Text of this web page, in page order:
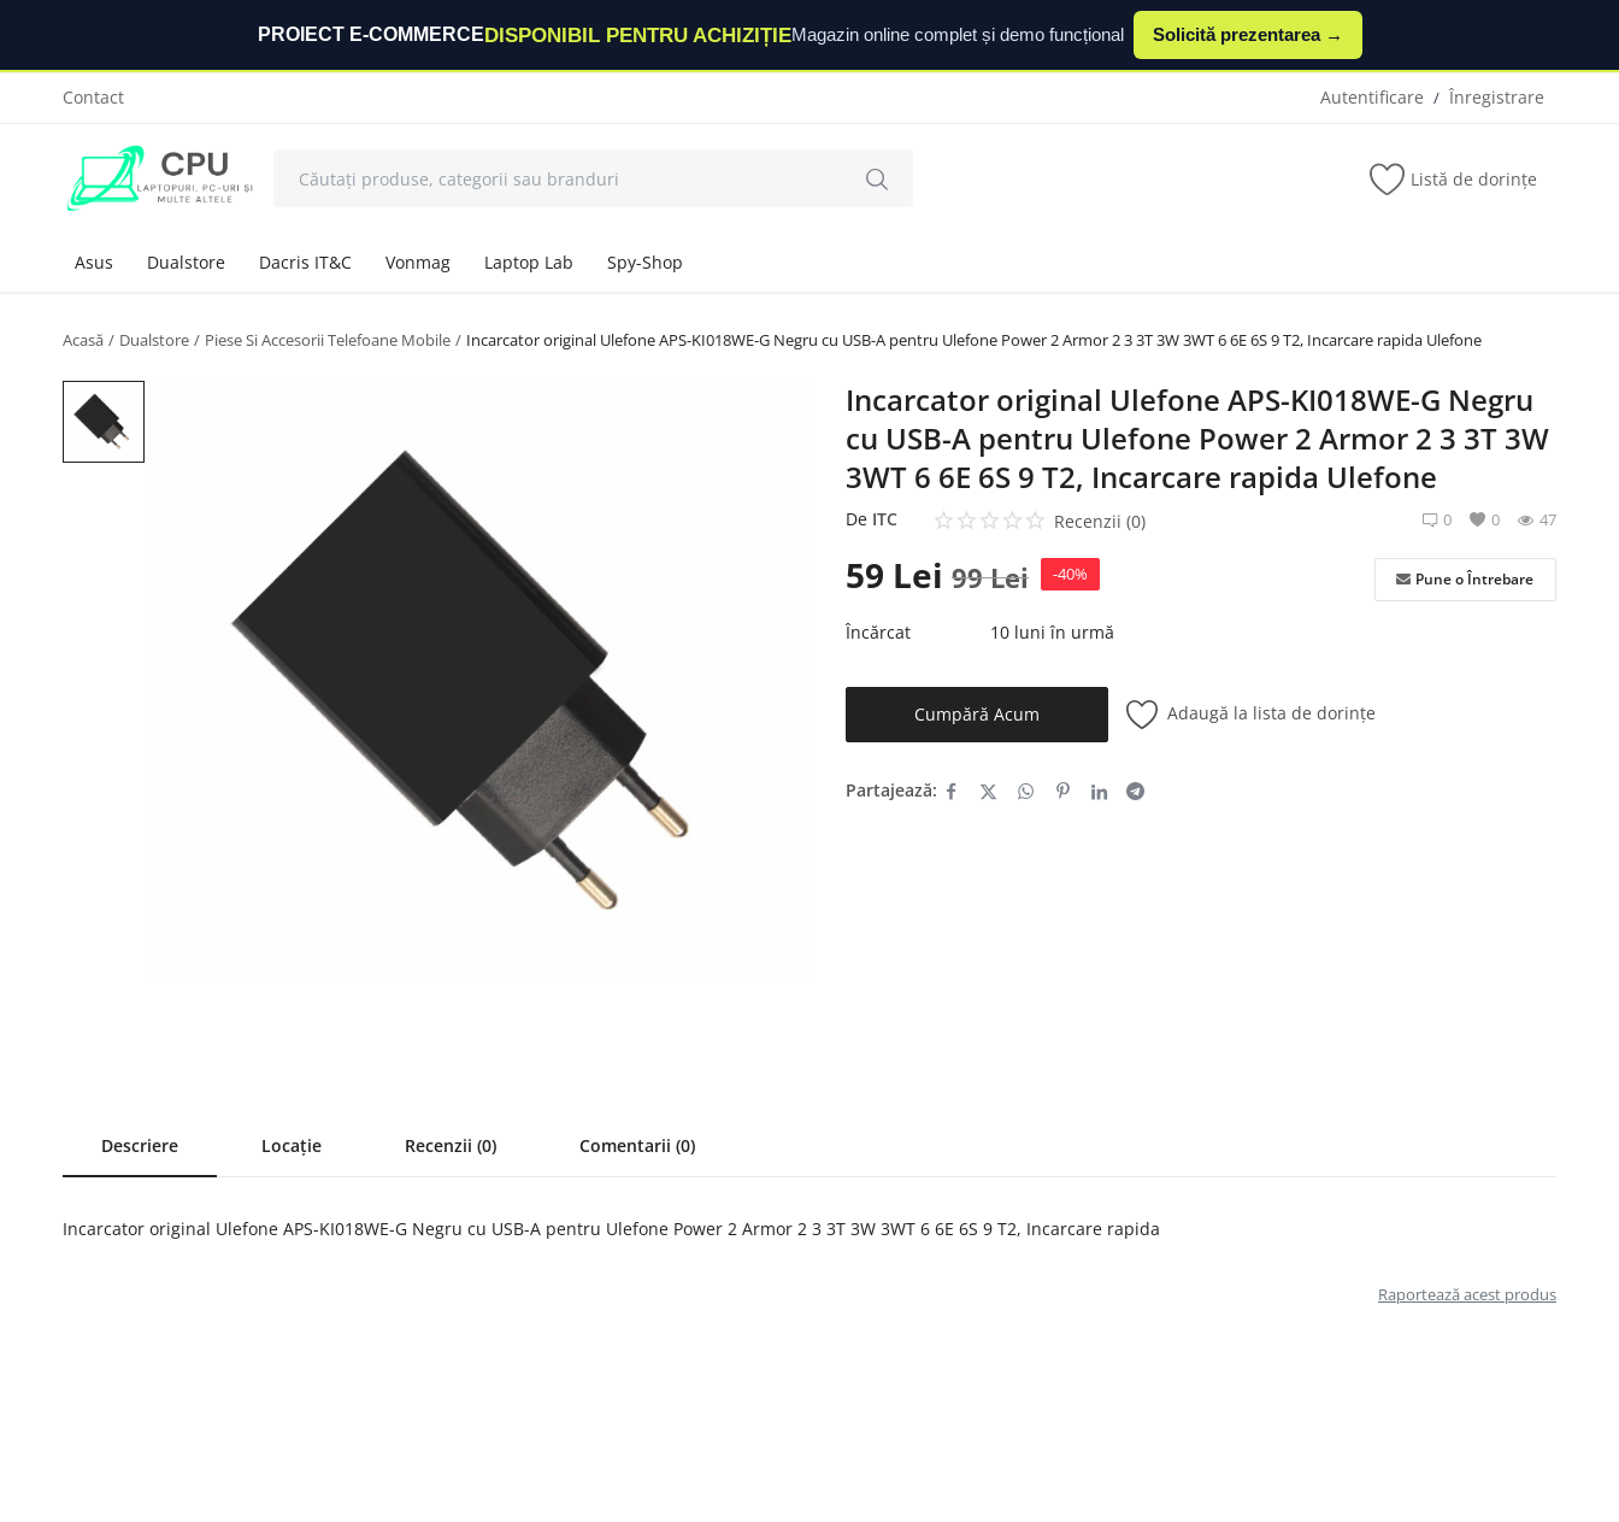
PROIECT E-COMMERCEDISPONIBIL PENTRU ACHIZIȚIEMagazin online complet și demo funcțional Solicită prezentarea →
Contact Autentificare / Înregistrare
Listă de dorințe
Asus Dualstore Dacris IT&C Vonmag Laptop Lab Spy-Shop
Acasă Dualstore Piese Si Accesorii Telefoane Mobile Incarcator original Ulefone APS-KI018WE-G Negru cu USB-A pentru Ulefone Power 2 Armor 2 3 3T 3W 3WT 6 6E 6S 9 T2, Incarcare rapida Ulefone
Incarcator original Ulefone APS-KI018WE-G Negru
cu USB-A pentru Ulefone Power 2 Armor 2 3 3T 3W
3WT 6 6E 6S 9 T2, Incarcare rapida Ulefone
De ITC Recenzii (0) 0 0 47
59 Lei 99Lei -40% Pune o Întrebare
Încărcat 10 luni în urmă
Cumpără Acum Adaugă la lista de dorințe
Partajează:
Descriere Locație Recenzii (0) Comentarii (0)
Incarcator original Ulefone APS-KI018WE-G Negru cu USB-A pentru Ulefone Power 2 Armor 2 3 3T 3W 3WT 6 6E 6S 9 T2, Incarcare rapida
Raportează acest produs